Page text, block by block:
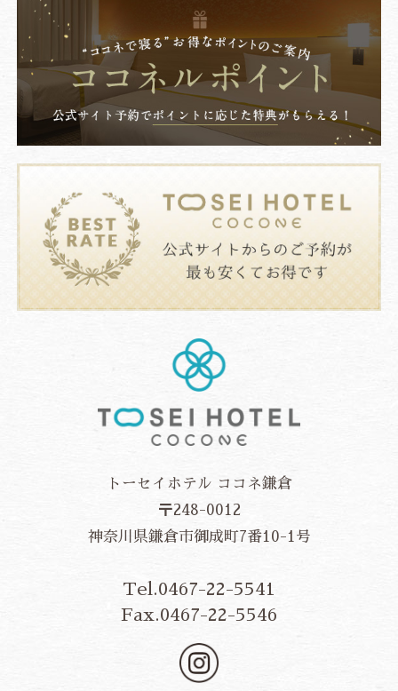
トーセイホテル ココネ鎌倉
〒248-0012
神奈川県鎌倉市御成町7番10-1号
Tel.0467-22-5541
Fax.0467-22-5546